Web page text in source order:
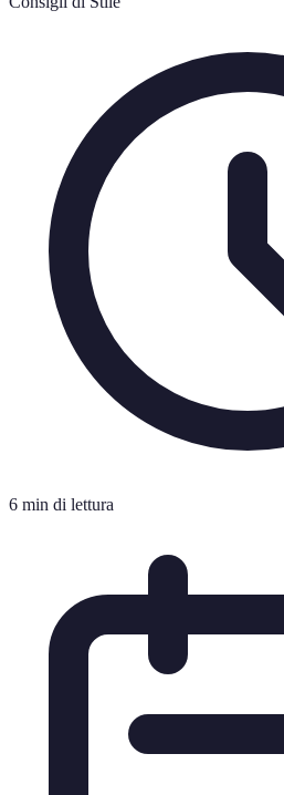
6 min di lettura